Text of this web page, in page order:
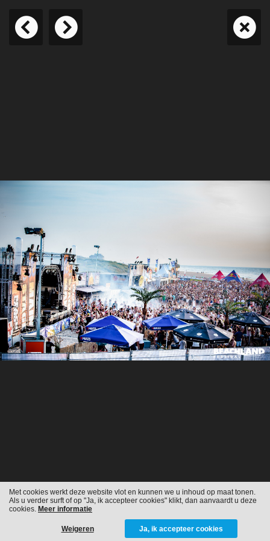
Met cookies werkt deze website vlot en kunnen we u inhoud op maat tonen.
Als u verder surft of op "Ja, ik accepteer cookies" klikt, dan aanvaardt u deze
cookies. Meer informatie
Weigeren Ja, ik accepteer cookies